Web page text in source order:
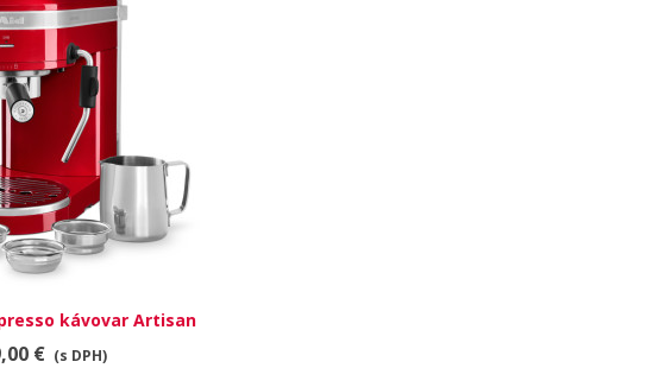
NÁHĽAD
kávovar Artisan
€ (s DPH)